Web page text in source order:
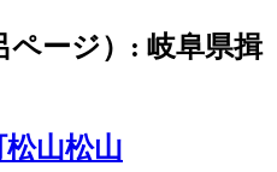
ページ）: 岐阜県揖
山松山